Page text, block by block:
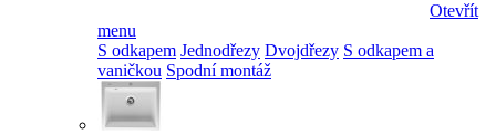
Otevřít
menu
S odkapem Jednodřezy Dvojdřezy S odkapem a
vaničkou Spodní montáž